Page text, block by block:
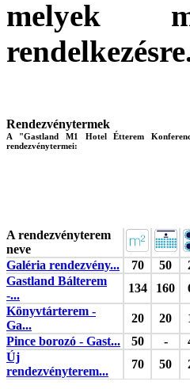
melyek
Rendezvénytermek
A "Gastland M1 Hotel Étterem
rendezvénytermei:
A rendezvényterem
neve
Galéria rendezvény...
70 50
Gastland Bálterem
-...
134 160
Könyvtárterem -
Ga...
20 20
Pince borozó - Gast...
50 -
Új
rendezvényterem...
70 50